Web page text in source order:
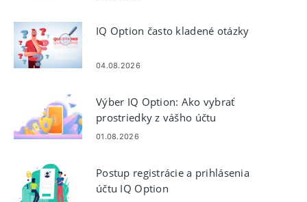
IQ Option často kladené otázky
04.08.2026
Výber IQ Option: Ako vybrať
prostriedky z vášho účtu
01.08.2026
Postup registrácie a prihlásenia
účtu IQ Option